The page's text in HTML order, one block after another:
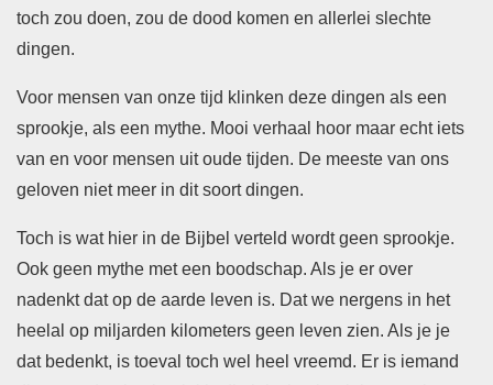
toch zou doen, zou de dood komen en allerlei slechte
dingen.
Voor mensen van onze tijd klinken deze dingen als een
sprookje, als een mythe. Mooi verhaal hoor maar echt iets
van en voor mensen uit oude tijden. De meeste van ons
geloven niet meer in dit soort dingen.
Toch is wat hier in de Bijbel verteld wordt geen sprookje.
Ook geen mythe met een boodschap. Als je er over
nadenkt dat op de aarde leven is. Dat we nergens in het
heelal op miljarden kilometers geen leven zien. Als je je
dat bedenkt, is toeval toch wel heel vreemd. Er is iemand